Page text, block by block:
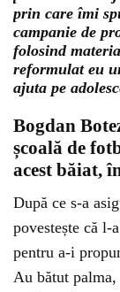
prin care îmi
campanie de
folosind
reformulat eu
ajuta pe
Bogdan
școală de
acest băiat,
După ce s-a
povestește că l-
pentru a-i
Au bătut palma,